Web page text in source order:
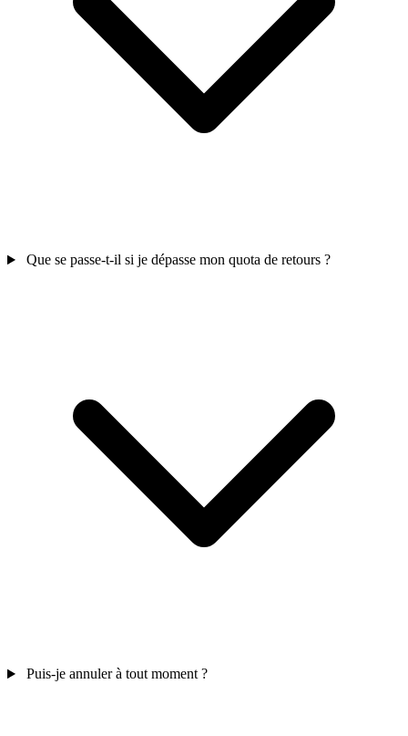
Que se passe-t-il si je dépasse mon quota de retours ?
Puis-je annuler à tout moment ?